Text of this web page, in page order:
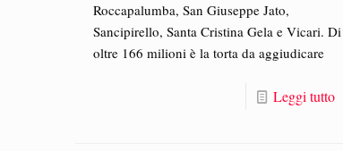
Roccapalumba, San Giuseppe Jato,
Sancipirello, Santa Cristina Gela e Vicari. Di
oltre 166 milioni è la torta da aggiudicare
Leggi tutto